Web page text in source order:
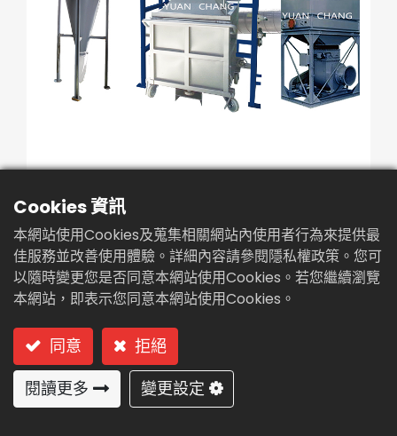
聯絡我們
繁體中文 English (US)
污泥乾燥機(CHB-3000T)
型號: CHB-3000T (熱風烘乾式-批次處理)
熱風烘乾式-批次處理
用途及特點:
無機污泥最佳乾燥減量系統。
Cookies 資訊
本網站使用Cookies及蒐集相關網站內使用者行為來提供最
佳服務並改善使用體驗。詳細內容請參閱隱私權政策。您可
以隨時變更您是否同意本網站使用Cookies。若您繼續瀏覽
本網站，即表示您同意本網站使用Cookies。
同意
拒絕
閱讀更多
變更設定